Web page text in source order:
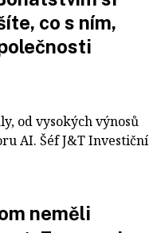
co s ním,
od vysokých výnosů
AI. Šéf J&T Investiční
neměli